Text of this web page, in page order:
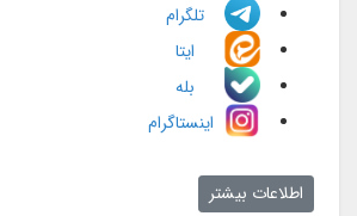
تلگرام
ایتا
بله
اینستاگرام
اطلاعات بیشتر